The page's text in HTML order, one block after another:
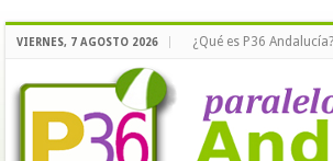
VIERNES, 7 AGOSTO 2026 ¿Qué es P36 Andalucía?